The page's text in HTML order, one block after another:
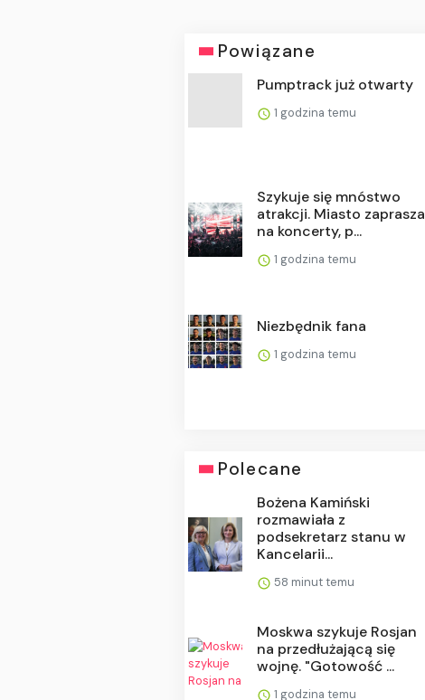
Powiązane
Pumptrack już otwarty
1 godzina temu
Szykuje się mnóstwo
atrakcji. Miasto zaprasza
na koncerty, p...
1 godzina temu
Niezbędnik fana
1 godzina temu
Polecane
Bożena Kamiński
rozmawiała z
podsekretarz stanu w
Kancelarii...
58 minut temu
Moskwa szykuje Rosjan
na przedłużającą się
wojnę. "Gotowość ...
1 godzina temu